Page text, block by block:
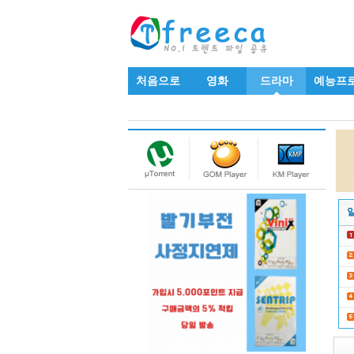
처음으로 영화 드라마 예능프